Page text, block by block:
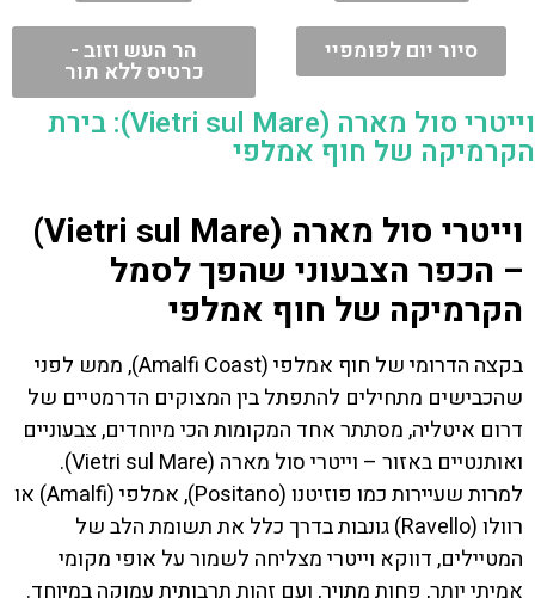
סיור יום לפומפיי הר העש וזוב -
כרטיס ללא תור
וייטרי סול מארה (Vietri sul Mare): בירת
הקרמיקה של חוף אמלפי
וייטרי סול מארה (Vietri sul Mare)
– הכפר הצבעוני שהפך לסמל
הקרמיקה של חוף אמלפי
בקצה הדרומי של חוף אמלפי (Amalfi Coast), ממש לפני
שהכבישים מתחילים להתפתל בין המצוקים הדרמטיים של
דרום איטליה, מסתתר אחד המקומות הכי מיוחדים, צבעוניים
ואותנטיים באזור – וייטרי סול מארה (Vietri sul Mare).
למרות שעיירות כמו פוזיטנו (Positano), אמלפי (Amalfi) או
רוולו (Ravello) גונבות בדרך כלל את תשומת הלב של
המטיילים, דווקא וייטרי מצליחה לשמור על אופי מקומי